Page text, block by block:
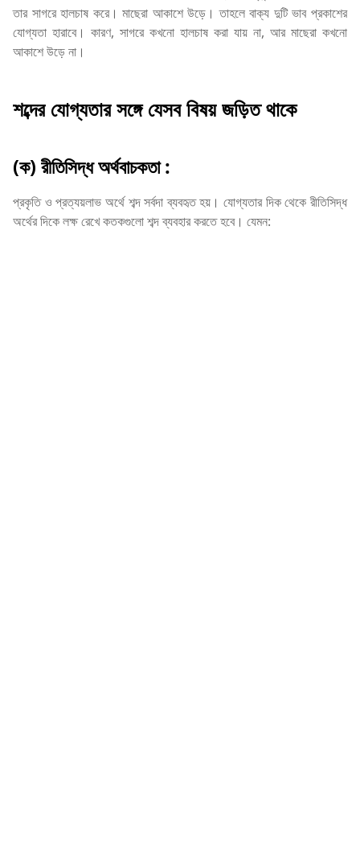
তার সাগরে হালচাষ করে। মাছেরা আকাশে উড়ে। তাহলে বাক্য দুটি ভাব প্রকাশের
যোগ্যতা হারাবে। কারণ, সাগরে কখনো হালচাষ করা যায় না, আর মাছেরা কখনো
আকাশে উড়ে না।
শব্দের যোগ্যতার সঙ্গে যেসব বিষয় জড়িত থাকে
(ক) রীতিসিদ্ধ অর্থবাচকতা :
প্রকৃতি ও প্রত্যয়লাভ অর্থে শব্দ সর্বদা ব্যবহৃত হয়। যোগ্যতার দিক থেকে রীতিসিদ্ধ
অর্থের দিকে লক্ষ রেখে কতকগুলো শব্দ ব্যবহার করতে হবে। যেমন: